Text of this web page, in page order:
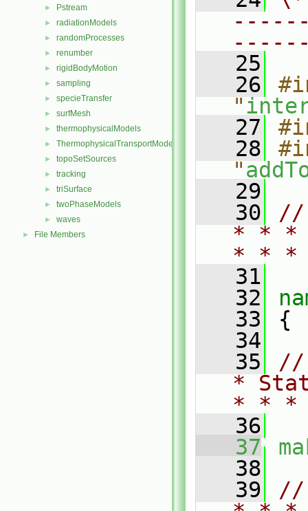
► Pstream
► radiationModels
► randomProcesses
► renumber
► rigidBodyMotion
► sampling
► specieTransfer
► surfMesh
► thermophysicalModels
► ThermophysicalTransportModels
► topoSetSources
► tracking
► triSurface
► twoPhaseModels
► waves
► File Members
   25
   26
"
   27
   28
"
   29
   30
//
* * *
* *
   31
   32
   33
{
   34
   35
//
*
* *
   36
   37
   38
   39
//